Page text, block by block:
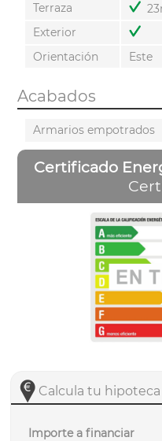
Terraza
Exterior
Orientación
Este
Acabados
Armarios empotrados
Certificado
Calcula tu hipoteca
Importe a financiar